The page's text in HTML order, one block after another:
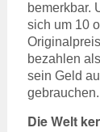
bemerkbar.
sich um 10
bezahlen
sein Geld
gebrauchen.
Die Welt